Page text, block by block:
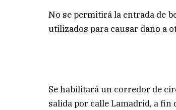
No se permitirá la entrada de
utilizados para causar daño a
Se habilitará un corredor de
salida por calle Lamadrid, a fin